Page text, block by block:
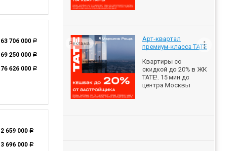
63 706 000 a
69 250 000 a
76 626 000 a
2 659 000 a
3 696 000 a
Арт-квартал
премиум-класса ТАТЕ
Квартиры со
скидкой до 20% в ЖК
ТАТЕ!. 15 мин до
центра Москвы
Реклама